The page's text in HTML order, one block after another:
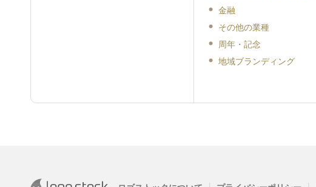
金融
その他の業種
周年・記念
地域ブランディング